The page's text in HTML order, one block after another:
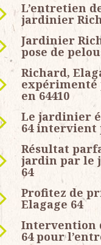
L’entretien
jardinier
Jardinier
pose de
Richard,
expérimenté
en 64410
Le jardinier
64 intervient
Résultat
jardin par le
64
Profitez de
Elagage 64
Intervention
64 pour